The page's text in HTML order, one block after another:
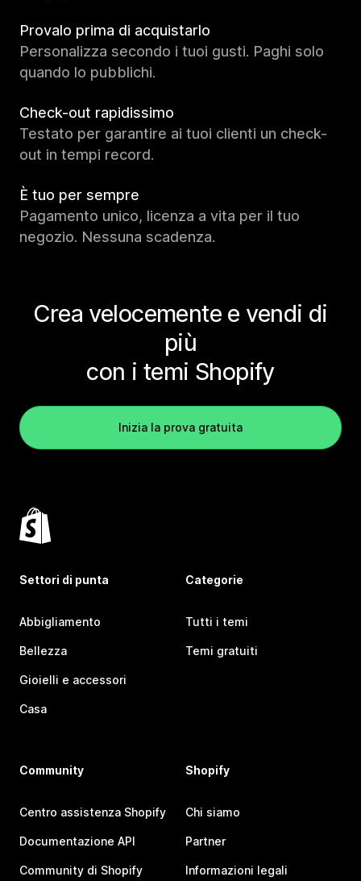
Provalo prima di acquistarlo
Personalizza secondo i tuoi gusti. Paghi solo
quando lo pubblichi.
Check-out rapidissimo
Testato per garantire ai tuoi clienti un check-
out in tempi record.
È tuo per sempre
Pagamento unico, licenza a vita per il tuo
negozio. Nessuna scadenza.
Crea velocemente e vendi di
più
con i temi Shopify
Inizia la prova gratuita
Settori di punta
Abbigliamento
Bellezza
Gioielli e accessori
Casa
Categorie
Tutti i temi
Temi gratuiti
Community
Centro assistenza Shopify
Documentazione API
Community di Shopify
Shopify
Chi siamo
Partner
Informazioni legali